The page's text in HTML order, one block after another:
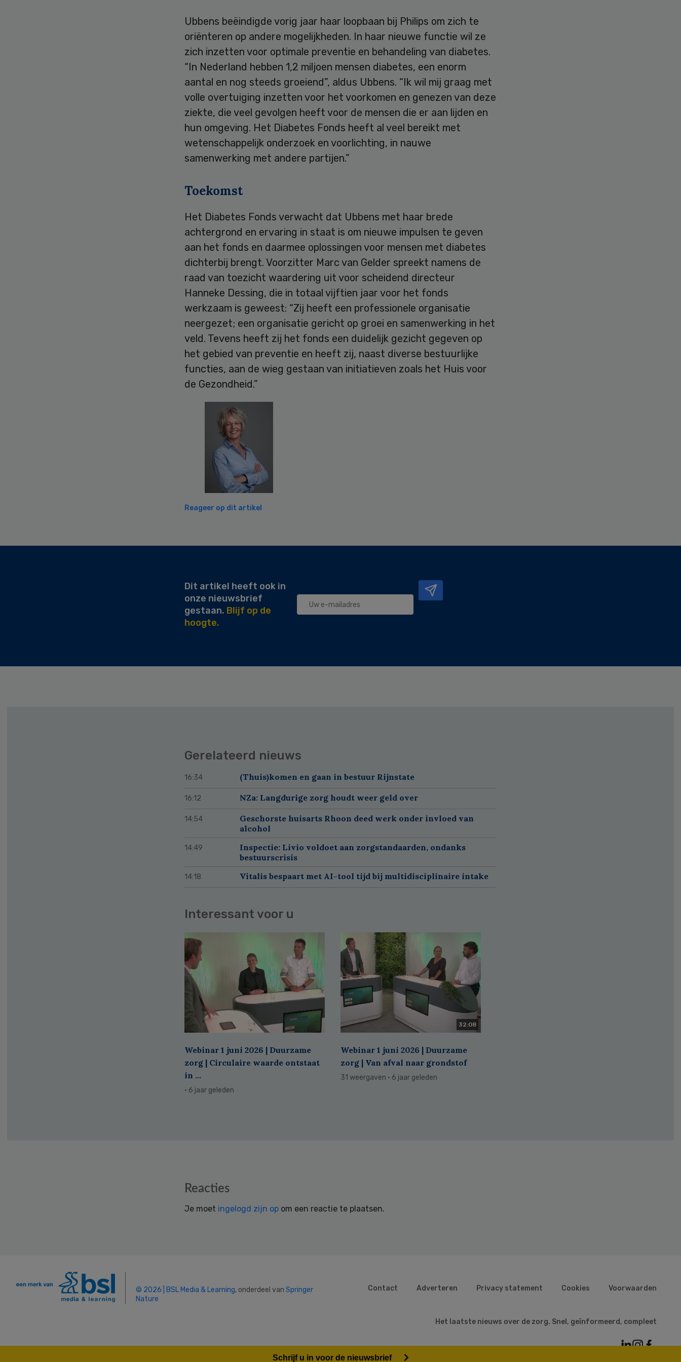
Ubbens beëindigde vorig jaar haar loopbaan bij Philips om zich te
oriënteren op andere mogelijkheden. In haar nieuwe functie wil ze
zich inzetten voor optimale preventie en behandeling van diabetes.
“In Nederland hebben 1,2 miljoen mensen diabetes, een enorm
aantal en nog steeds groeiend”, aldus Ubbens. “Ik wil mij graag met
volle overtuiging inzetten voor het voorkomen en genezen van deze
ziekte, die veel gevolgen heeft voor de mensen die er aan lijden en
hun omgeving. Het Diabetes Fonds heeft al veel bereikt met
wetenschappelijk onderzoek en voorlichting, in nauwe
samenwerking met andere partijen.”
Toekomst
Het Diabetes Fonds verwacht dat Ubbens met haar brede
achtergrond en ervaring in staat is om nieuwe impulsen te geven
aan het fonds en daarmee oplossingen voor mensen met diabetes
dichterbij brengt. Voorzitter Marc van Gelder spreekt namens de
raad van toezicht waardering uit voor scheidend directeur
Hanneke Dessing, die in totaal vijftien jaar voor het fonds
werkzaam is geweest: “Zij heeft een professionele organisatie
neergezet; een organisatie gericht op groei en samenwerking in het
veld. Tevens heeft zij het fonds een duidelijk gezicht gegeven op
het gebied van preventie en heeft zij, naast diverse bestuurlijke
functies, aan de wieg gestaan van initiatieven zoals het Huis voor
de Gezondheid.”
Reageer op dit artikel
Dit artikel heeft ook in
onze nieuwsbrief
gestaan. Blijf op de
hoogte.
Gerelateerd nieuws
16:34 (Thuis)komen en gaan in bestuur Rijnstate
16:12 NZa: Langdurige zorg houdt weer geld over
14:54
Geschorste huisarts Rhoon deed werk onder invloed van
alcohol
14:49
Inspectie: Livio voldoet aan zorgstandaarden, ondanks
bestuurscrisis
14:18 Vitalis bespaart met AI-tool tijd bij multidisciplinaire intake
Interessant voor u
Webinar 1 juni 2026 | Duurzame
zorg | Circulaire waarde ontstaat
in ...
· 6 jaar geleden
32:08
Webinar 1 juni 2026 | Duurzame
zorg | Van afval naar grondstof
31 weergaven · 6 jaar geleden
Reacties
Je moet ingelogd zijn op om een reactie te plaatsen.
© 2026 | BSL Media & Learning, onderdeel van Springer
Nature
Contact Adverteren Privacy statement Cookies Voorwaarden
Het laatste nieuws over de zorg. Snel, geïnformeerd, compleet
Schrijf u in voor de nieuwsbrief